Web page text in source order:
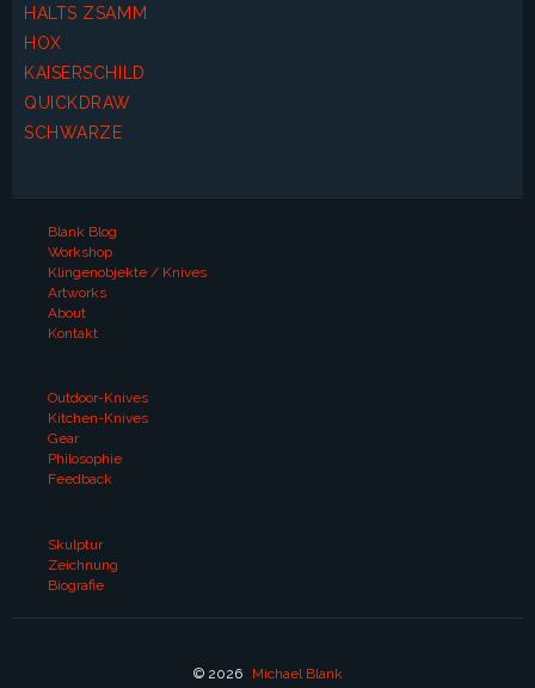
HALTS ZSAMM
HOX
KAISERSCHILD
QUICKDRAW
SCHWARZE
Blank Blog
Workshop
Klingenobjekte / Knives
Artworks
About
Kontakt
Outdoor-Knives
Kitchen-Knives
Gear
Philosophie
Feedback
Skulptur
Zeichnung
Biografie
© 2026 Michael Blank